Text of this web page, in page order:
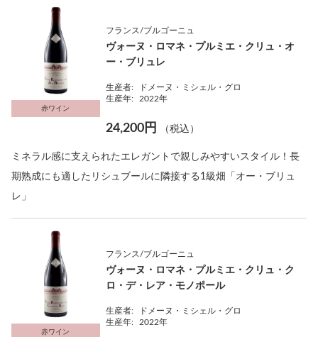
赤ワイン
フランス/ブルゴーニュ
ヴォーヌ・ロマネ・プルミエ・クリュ・オ
ー・ブリュレ
生産者:
ドメーヌ・ミシェル・グロ
生産年:
2022年
24,200円 （税込）
ミネラル感に支えられたエレガントで親しみやすいスタイル！長
期熟成にも適したリシュブールに隣接する1級畑「オー・ブリュ
レ」
赤ワイン
フランス/ブルゴーニュ
ヴォーヌ・ロマネ・プルミエ・クリュ・ク
ロ・デ・レア・モノポール
生産者:
ドメーヌ・ミシェル・グロ
生産年:
2022年